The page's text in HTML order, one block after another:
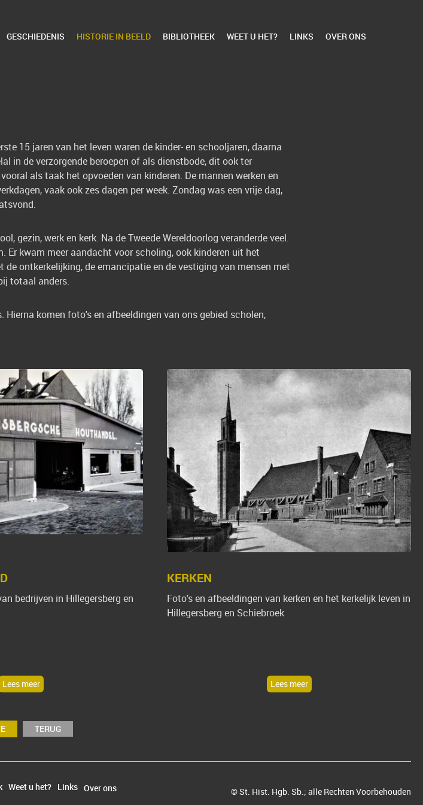
GESCHIEDENIS HISTORIE IN BEELD BIBLIOTHEEK WEET U HET? LINKS OVER ONS
15 jaren van het leven waren de kinder- en schooljaren, daarna
in de verzorgende beroepen of als dienstbode, dit ook ter
als taak het opvoeden van kinderen. De mannen werken en
vaak ook zes dagen per week. Zondag was een vrije dag,
gezin, werk en kerk. Na de Tweede Wereldoorlog veranderde veel.
Er kwam meer aandacht voor scholing, ook kinderen uit het
ontkerkelijking, de emancipatie en de vestiging van mensen met
totaal anders.
komen foto's en afbeeldingen van ons gebied scholen,
bedrijven in Hillegersberg en
Lees meer
KERKEN
Foto's en afbeeldingen van kerken en het kerkelijk leven in
Hillegersberg en Schiebroek
Lees meer
TERUG
Weet u het? Links Over ons © St. Hist. Hgb. Sb.; alle Rechten Voorbehouden